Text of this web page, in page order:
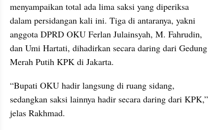
menyampaikan total ada lima saksi yang diperiksa
dalam persidangan kali ini. Tiga di antaranya, yakni
anggota DPRD OKU Ferlan Julainsyah, M. Fahrudin,
dan Umi Hartati, dihadirkan secara daring dari Gedung
Merah Putih KPK di Jakarta.
“Bupati OKU hadir langsung di ruang sidang,
sedangkan saksi lainnya hadir secara daring dari KPK,”
jelas Rakhmad.